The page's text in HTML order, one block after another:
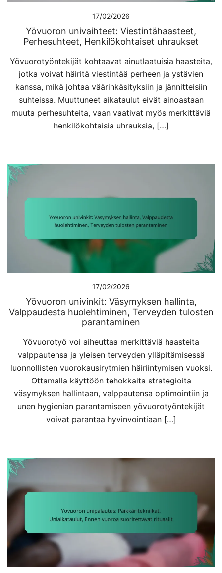
17/02/2026
Yövuoron univaihteet: Viestintähaasteet,
Perhesuhteet, Henkilökohtaiset uhraukset
Yövuorotyöntekijät kohtaavat ainutlaatuisia haasteita,
jotka voivat häiritä viestintää perheen ja ystävien
kanssa, mikä johtaa väärinkäsityksiin ja jännitteisiin
suhteissa. Muuttuneet aikataulut eivät ainoastaan
muuta perhesuhteita, vaan vaativat myös merkittäviä
henkilökohtaisia uhrauksia, […]
17/02/2026
Yövuoron univinkit: Väsymyksen hallinta,
Valppaudesta huolehtiminen, Terveyden tulosten
parantaminen
Yövuorotyö voi aiheuttaa merkittäviä haasteita
valppautensa ja yleisen terveyden ylläpitämisessä
luonnollisten vuorokausirytmien häiriintymisen vuoksi.
Ottamalla käyttöön tehokkaita strategioita
väsymyksen hallintaan, valppautensa optimointiin ja
unen hygienian parantamiseen yövuorotyöntekijät
voivat parantaa hyvinvointiaan […]